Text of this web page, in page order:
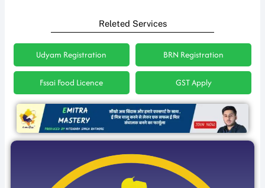
Releted Services
Udyam Registration BRN Registration
Fssai Food Licence GST Apply